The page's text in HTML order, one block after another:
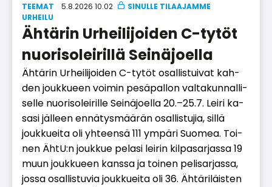
TEEMAT
5.8.2026 10.02
UR­HEI­LU
Ähtärin Urheilijoiden C-tytöt
nuorisoleirillä Seinäjoella
Äh­tä­rin Ur­hei­li­joi­den C-ty­töt osal­lis­tui­vat kah­
den jouk­ku­een voi­min pe­sä­pal­lon val­ta­kun­nal­li­
sel­le nuo­ri­so­lei­ril­le Sei­nä­jo­el­la 20.–25.7. Lei­ri ka­
sa­si jäl­leen en­nä­tys­mää­rän osal­lis­tu­jia, sil­lä
jouk­ku­ei­ta oli yh­teen­sä 111 ym­pä­ri Suo­mea. Toi­
nen Äh­tU:n jouk­kue pe­la­si lei­rin kil­pa­sar­jas­sa 19
muun jouk­ku­een kans­sa ja toi­nen pe­li­sar­jas­sa,
jos­sa osal­lis­tu­via jouk­ku­ei­ta oli 36. Äh­tä­ri­läis­ten